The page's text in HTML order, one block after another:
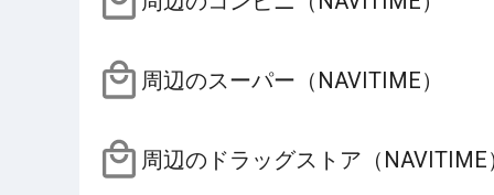
周辺のスーパー（NAVITIME）
周辺のドラッグストア（NAVITIME